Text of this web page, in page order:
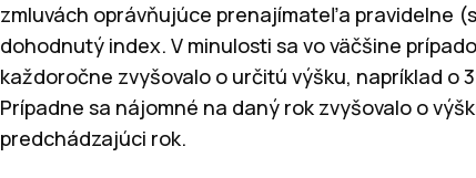
zmluvách oprávňujúce prenajímateľa pravidelne
dohodnutý index. V minulosti sa vo väčšine
každoročne zvyšovalo o určitú výšku, napríklad o
Prípadne sa nájomné na daný rok zvyšovalo o
predchádzajúci rok.